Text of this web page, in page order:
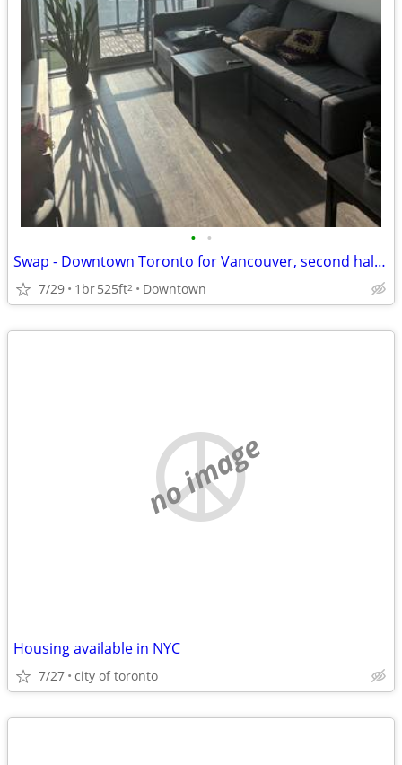
• •
Swap - Downtown Toronto for Vancouver, second half of August
7/29 1br525ft2 Downtown
no image
Housing available in NYC
7/27 city of toronto